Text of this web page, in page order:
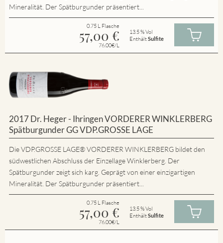
Mineralität. Der Spätburgunder präsentiert...
0.75 L Flasche
57,00 €
76.00€/L
13.5 % Vol
EnthältSulfite
2017 Dr. Heger - Ihringen VORDERER WINKLERBERG
Spätburgunder GG VDP.GROSSE LAGE
Die VDP.GROSSE LAGE® VORDERER WINKLERBERG bildet den
südwestlichen Abschluss der Einzellage Winklerberg. Der
Spätburgunder zeigt sich karg. Geprägt von einer einzigartigen
Mineralität. Der Spätburgunder präsentiert...
0.75 L Flasche
57,00 €
76.00€/L
13.5 % Vol
EnthältSulfite